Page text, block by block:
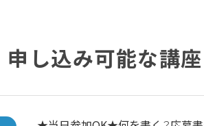
申し込み可能な講座